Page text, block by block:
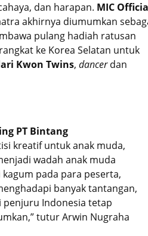
dan harapan. MIC
akhirnya diumumkan
pulang hadiah ratusan
ke Korea Selatan untuk
Kwon Twins, dancerdan
PT Bintang
kreatif untuk anak muda,
wadah anak muda
pada para peserta,
banyak tantangan,
Indonesia tetap
tutur Arwin Nugraha